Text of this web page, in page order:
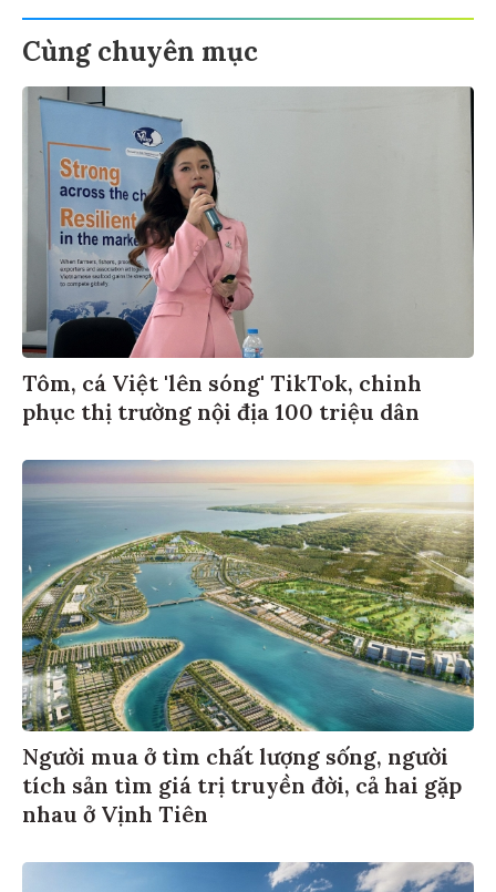
Cùng chuyên mục
Tôm, cá Việt 'lên sóng' TikTok, chinh
phục thị trường nội địa 100 triệu dân
Người mua ở tìm chất lượng sống, người
tích sản tìm giá trị truyền đời, cả hai gặp
nhau ở Vịnh Tiên